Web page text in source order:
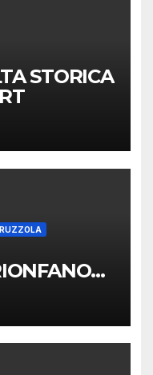
STORICA
RUZZOLA